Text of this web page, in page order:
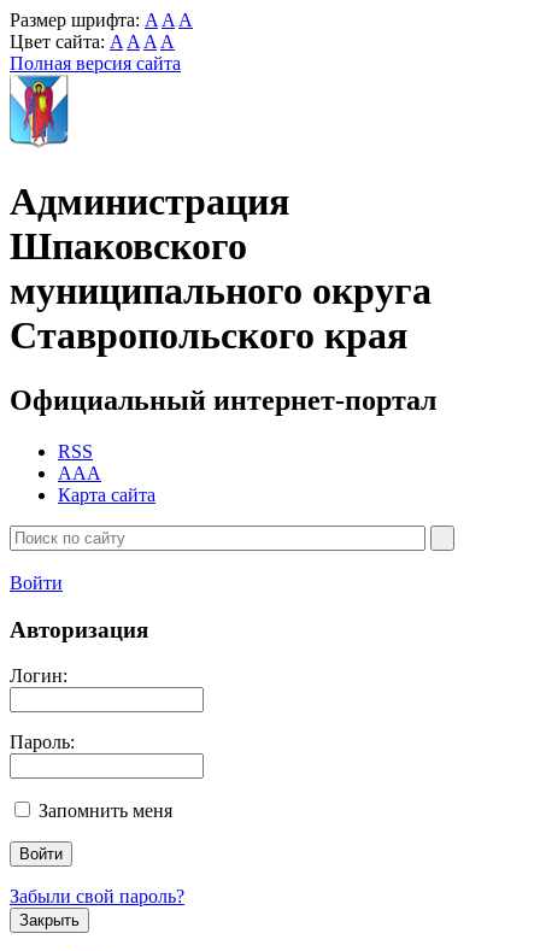
Размер шрифта: A A A
Цвет сайта: A A A A
Полная версия сайта
Администрация
Шпаковского
муниципального округа
Ставропольского края
Официальный интернет-портал
RSS
AAA
Карта сайта
Войти
Авторизация
Логин:
Пароль:
Запомнить меня
Забыли свой пароль?
Закрыть